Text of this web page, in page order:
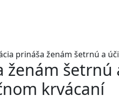
prináša ženám šetrnú a
ženám
krvácaní